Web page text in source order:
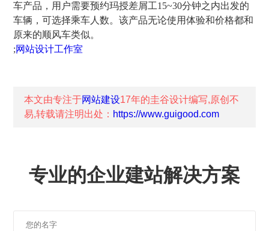
车产品，用户需要预约玛授差屑工15~30分钟之内出发的
车辆，可选择乘车人数。该产品无论使用体验和价格都和
原来的顺风车类似。
;网站设计工作室
本文由专注于网站建设17年的圭谷设计编写,原创不
易,转载请注明出处： https://www.guigood.com
专业的企业建站解决方案